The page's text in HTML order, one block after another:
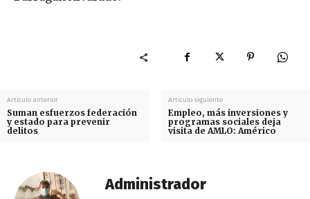
Artículo anterior
Suman esfuerzos federación
y estado para prevenir
delitos
Artículo siguiente
Empleo, más inversiones y
programas sociales deja
visita de AMLO: Américo
Administrador